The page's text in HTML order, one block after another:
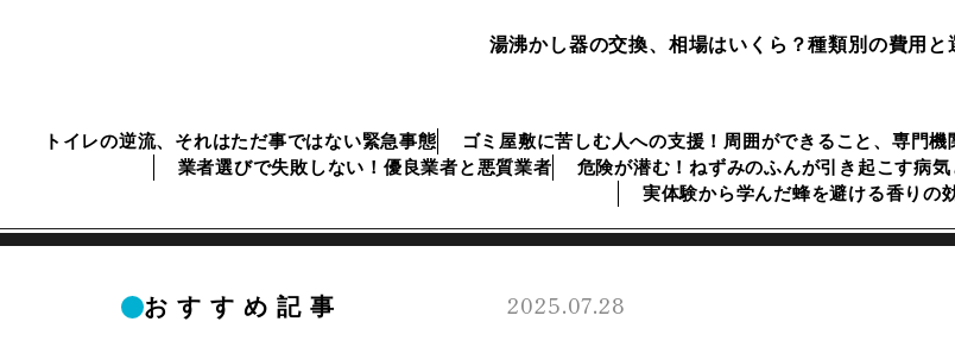
湯沸かし器の交換、相場はいくら？種類別の費用と
トイレの逆流、それはただ事ではない緊急事態 ゴミ屋敷に苦しむ人への支援！周囲ができること、専門機
業者選びで失敗しない！優良業者と悪質業者
危険が潜む！ねずみのふんが引き起こす病
実体験から学んだ蜂を避ける香りの
2025.07.28
おすすめ記事